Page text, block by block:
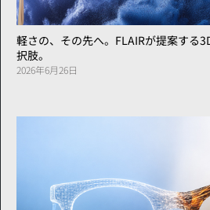
軽さの、その先へ。FLAIRが提案する
択肢。
2026年6月26日